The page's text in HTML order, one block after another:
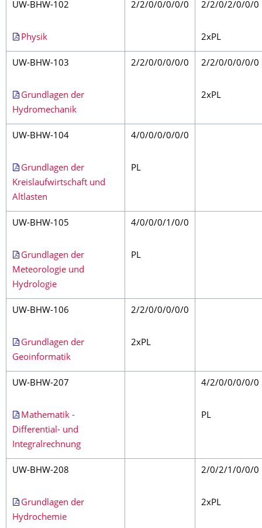
UW-BHW-102
Physik
2/2/0/0/0/0/0 2/2/0/2/0/0/0
2xPL
UW-BHW-103
Grundlagen der
Hydromechanik
2/2/0/0/0/0/0 2/2/0/0/0/0/0
2xPL
UW-BHW-104
Grundlagen der
Kreislaufwirtschaft und
Altlasten
4/0/0/0/0/0/0
PL
UW-BHW-105
Grundlagen der
Meteorologie und
Hydrologie
4/0/0/0/1/0/0
PL
UW-BHW-106
Grundlagen der
Geoinformatik
2/2/0/0/0/0/0
2xPL
UW-BHW-207
Mathematik -
Differential- und
Integralrechnung
4/2/0/0/0/0/0
PL
UW-BHW-208
Grundlagen der
Hydrochemie
2/0/2/1/0/0/0
2xPL